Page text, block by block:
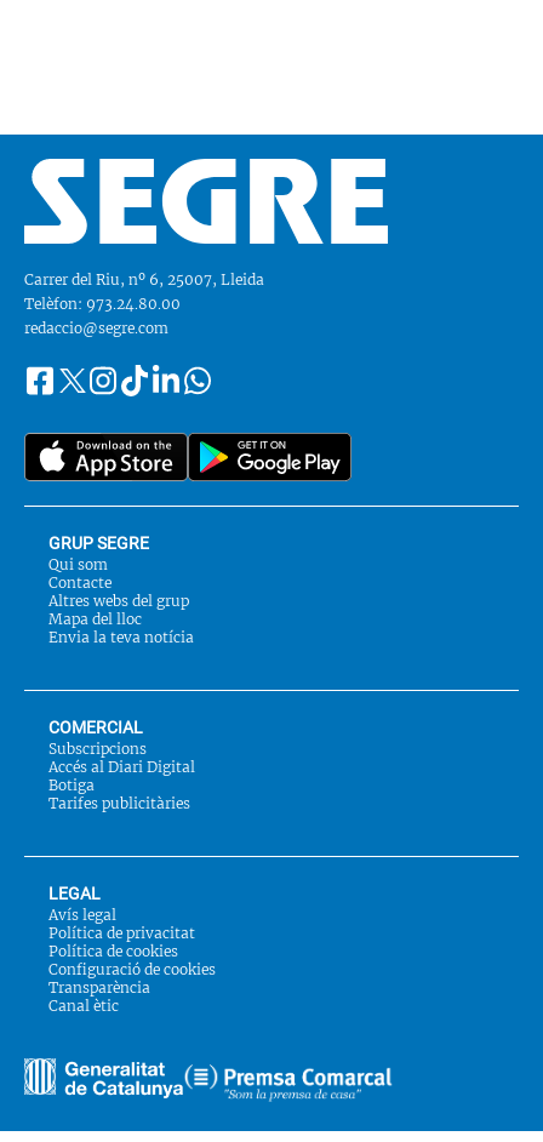
Carrer del Riu, nº 6, 25007, Lleida
Telèfon: 973.24.80.00
redaccio@segre.com
Segueix-
a::
FacebookInstagram
TiktokLinkedinWhatsapp
GRUP SEGRE
Qui som
Contacte
Altres webs del grup
Mapa del lloc
Envia la teva notícia
COMERCIAL
Subscripcions
Accés al Diari Digital
Botiga
Tarifes publicitàries
LEGAL
Avís legal
Política de privacitat
Política de cookies
Configuració de cookies
Transparència
Canal ètic